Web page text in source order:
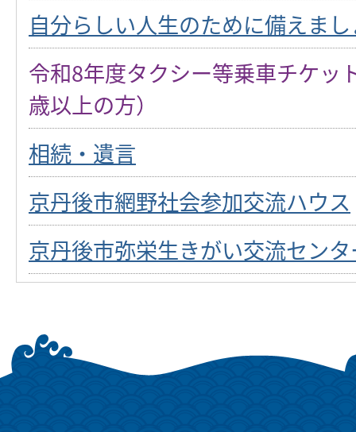
自分らしい人生のために備えま
令和8年度タクシー等乗車チケッ
歳以上の方）
相続・遺言
京丹後市網野社会参加交流ハウス
京丹後市弥栄生きがい交流セン